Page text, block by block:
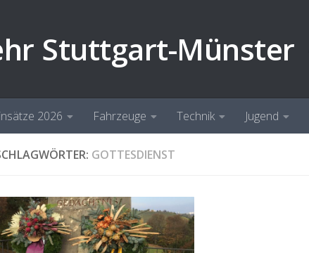
Stuttgart-Münster
2026 Fahrzeuge Technik Jugend
GOTTESDIENST